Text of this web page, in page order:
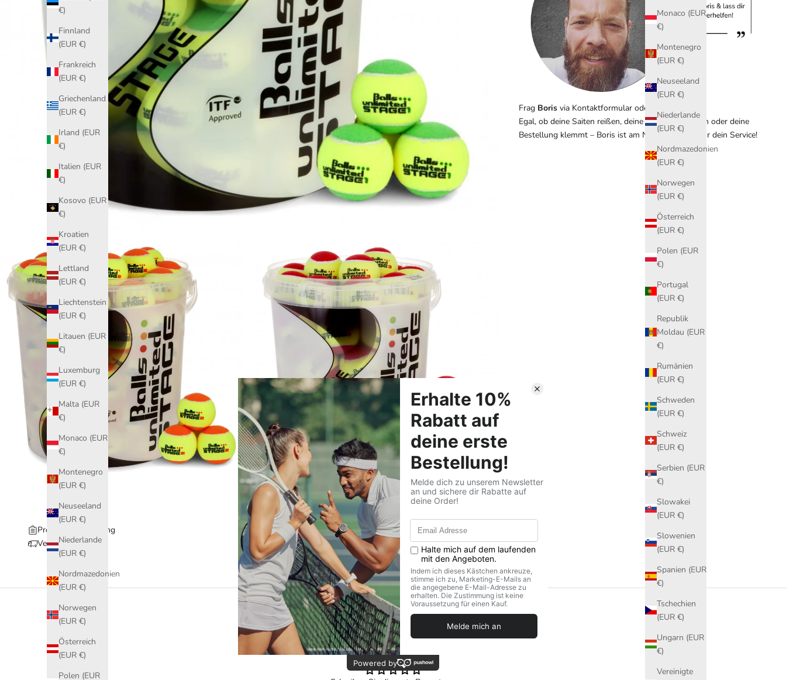
Monaco (EUR
€)
Montenegro
(EUR €)
Neuseeland
(EUR €)
Niederlande
(EUR €)
Nordmazedonien
(EUR €)
Norwegen
(EUR €)
Österreich
(EUR €)
Polen (EUR
€)
Portugal
(EUR €)
Republik
Moldau (EUR
€)
Rumänien
(EUR €)
Schweden
(EUR €)
Schweiz
(EUR €)
Serbien (EUR
€)
Slowakei
(EUR €)
Slowenien
(EUR €)
Spanien (EUR
€)
Tschechien
(EUR €)
Ungarn (EUR
€)
Vereinigte
€)
Finnland
(EUR €)
Frankreich
(EUR €)
Griechenland
(EUR €)
Irland (EUR
€)
Italien (EUR
€)
Kosovo (EUR
€)
Kroatien
(EUR €)
Lettland
(EUR €)
Liechtenstein
(EUR €)
Litauen (EUR
€)
Luxemburg
(EUR €)
Malta (EUR
€)
Monaco (EUR
€)
Montenegro
(EUR €)
Neuseeland
(EUR €)
Niederlande
(EUR €)
Nordmazedonien
(EUR €)
Norwegen
(EUR €)
Österreich
(EUR €)
Polen (EUR
Frag Borisvia Kontaktformularoder Live-Chat.
Egal, ob deine Saiten reißen, deine Bälle verspringen oder deine
Bestellung klemmt – Boris ist am Netz und ready für dein Service!
Produktbeschreibung
Versand & Retoure
Kundenbewertungen